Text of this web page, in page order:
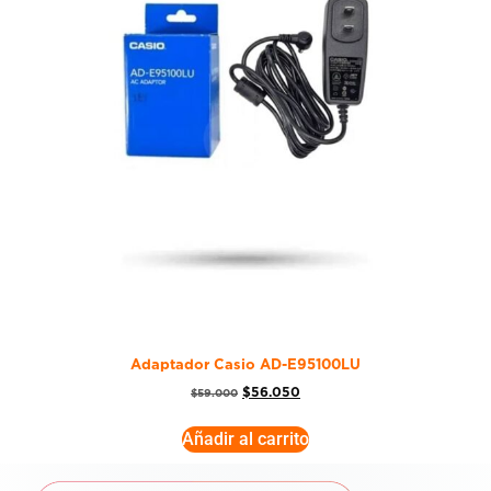
Adaptador Casio AD-E95100LU
$59.000 $56.050
Añadir al carrito